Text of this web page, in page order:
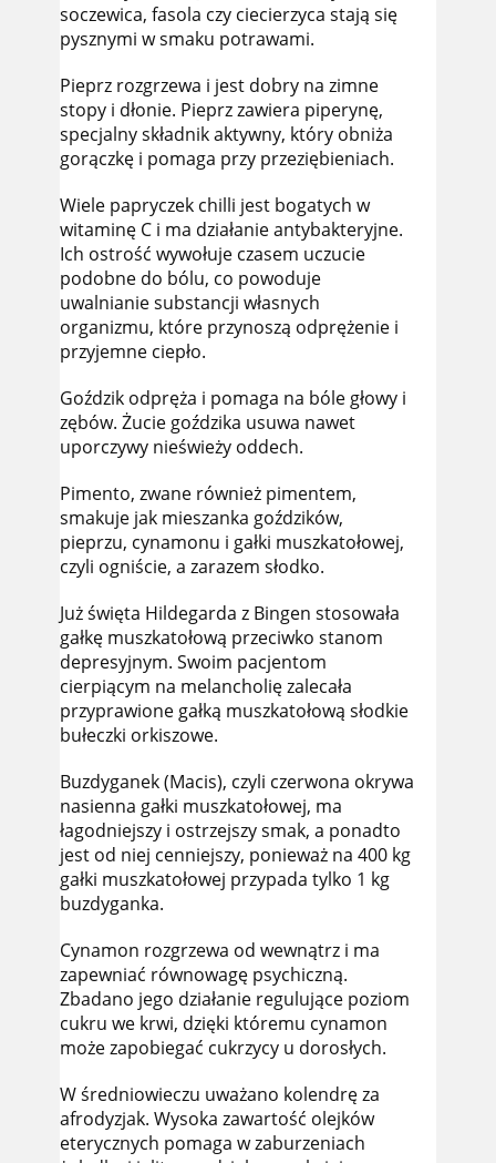
soczewica, fasola czy ciecierzyca stają się
pysznymi w smaku potrawami.
Pieprz rozgrzewa i jest dobry na zimne
stopy i dłonie. Pieprz zawiera piperynę,
specjalny składnik aktywny, który obniża
gorączkę i pomaga przy przeziębieniach.
Wiele papryczek chilli jest bogatych w
witaminę C i ma działanie antybakteryjne.
Ich ostrość wywołuje czasem uczucie
podobne do bólu, co powoduje
uwalnianie substancji własnych
organizmu, które przynoszą odprężenie i
przyjemne ciepło.
Goździk odpręża i pomaga na bóle głowy i
zębów. Żucie goździka usuwa nawet
uporczywy nieświeży oddech.
Pimento, zwane również pimentem,
smakuje jak mieszanka goździków,
pieprzu, cynamonu i gałki muszkatołowej,
czyli ogniście, a zarazem słodko.
Już święta Hildegarda z Bingen stosowała
gałkę muszkatołową przeciwko stanom
depresyjnym. Swoim pacjentom
cierpiącym na melancholię zalecała
przyprawione gałką muszkatołową słodkie
bułeczki orkiszowe.
Buzdyganek (Macis), czyli czerwona okrywa
nasienna gałki muszkatołowej, ma
łagodniejszy i ostrzejszy smak, a ponadto
jest od niej cenniejszy, ponieważ na 400 kg
gałki muszkatołowej przypada tylko 1 kg
buzdyganka.
Cynamon rozgrzewa od wewnątrz i ma
zapewniać równowagę psychiczną.
Zbadano jego działanie regulujące poziom
cukru we krwi, dzięki któremu cynamon
może zapobiegać cukrzycy u dorosłych.
W średniowieczu uważano kolendrę za
afrodyzjak. Wysoka zawartość olejków
eterycznych pomaga w zaburzeniach